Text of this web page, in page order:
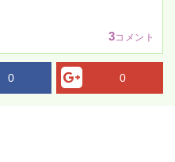
3コメント
0 0